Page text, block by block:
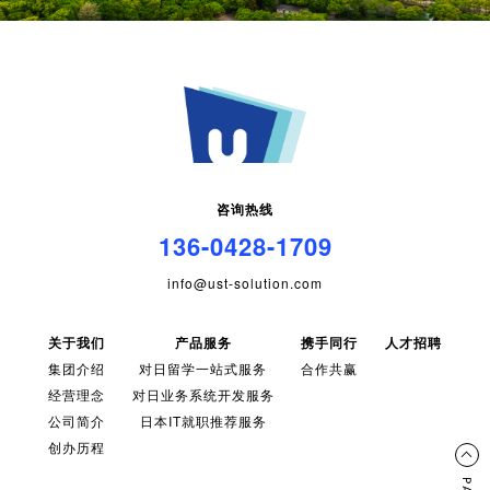
咨询热线
136-0428-1709
info@ust-solution.com
关于我们
集团介绍
经营理念
公司简介
创办历程
产品服务
对日留学一站式服务
对日业务系统开发服务
日本IT就职推荐服务
携手同行
合作共赢
人才招聘